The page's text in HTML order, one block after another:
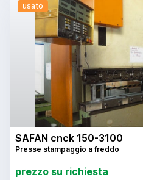
usato
SAFAN cnck 150-3100
Presse stampaggio a freddo
prezzo su richiesta